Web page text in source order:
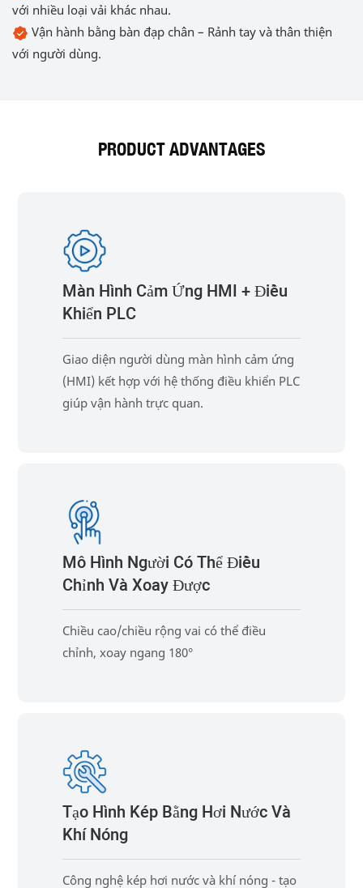
với nhiều loại vải khác nhau.
Vận hành bằng bàn đạp chân – Rảnh tay và thân thiện
với người dùng.
PRODUCT ADVANTAGES
Màn Hình Cảm Ứng HMI + Điều
Khiển PLC
Giao diện người dùng màn hình cảm ứng
(HMI) kết hợp với hệ thống điều khiển PLC
giúp vận hành trực quan.
Mô Hình Người Có Thể Điều
Chỉnh Và Xoay Được
Chiều cao/chiều rộng vai có thể điều
chỉnh, xoay ngang 180°
Tạo Hình Kép Bằng Hơi Nước Và
Khí Nóng
Công nghệ kép hơi nước và khí nóng - tạo